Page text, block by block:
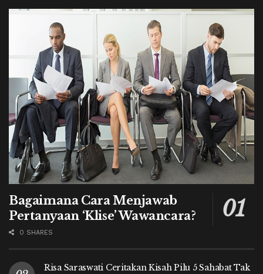
Bagaimana Cara Menjawab
Pertanyaan ‘Klise’ Wawancara?
0 SHARES
Risa Saraswati Ceritakan Kisah Pilu 5 Sahabat Tak